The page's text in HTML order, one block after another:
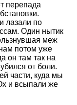
перепада
лазали по
Один нытик
меж
потом уже
он там так на
от боли.
части, куда мы
и всыпали же